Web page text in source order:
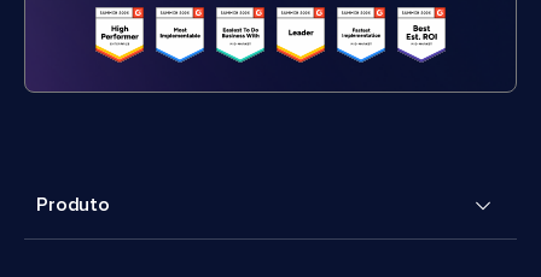
Produto